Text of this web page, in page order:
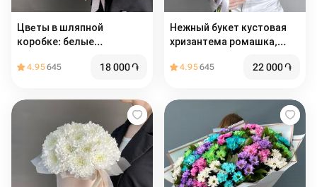
Цвeты в шляпной
коробке: белые
4.95645 18 000֏
Нежный букет кустовая
хризантема ромашка,
4.95645 22 000֏